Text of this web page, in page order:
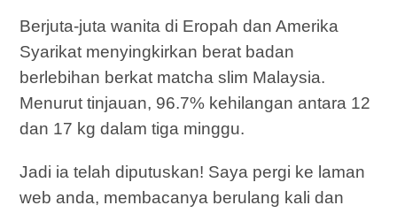
Berjuta-juta wanita di Eropah dan Amerika
Syarikat menyingkirkan berat badan
berlebihan berkat matcha slim Malaysia.
Menurut tinjauan, 96.7% kehilangan antara 12
dan 17 kg dalam tiga minggu.
Jadi ia telah diputuskan! Saya pergi ke laman
web anda, membacanya berulang kali dan